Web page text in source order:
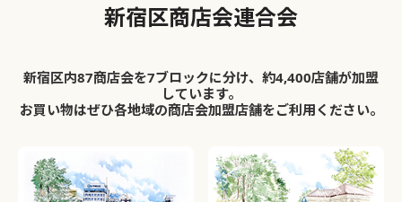
新宿区商店会連合会
新宿区内87商店会を7ブロックに分け、約4,400店舗が加盟
しています。
お買い物はぜひ各地域の商店会加盟店舗をご利用ください。